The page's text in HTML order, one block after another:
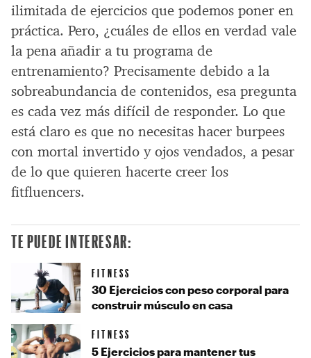
ilimitada de ejercicios que podemos poner en
práctica. Pero, ¿cuáles de ellos en verdad vale
la pena añadir a tu programa de
entrenamiento? Precisamente debido a la
sobreabundancia de contenidos, esa pregunta
es cada vez más difícil de responder. Lo que
está claro es que no necesitas hacer burpees
con mortal invertido y ojos vendados, a pesar
de lo que quieren hacerte creer los
fitfluencers.
TE PUEDE INTERESAR:
FITNESS
30 Ejercicios con peso corporal para
construir músculo en casa
FITNESS
5 Ejercicios para mantener tus